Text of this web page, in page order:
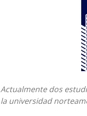
Actualmente dos
la universidad